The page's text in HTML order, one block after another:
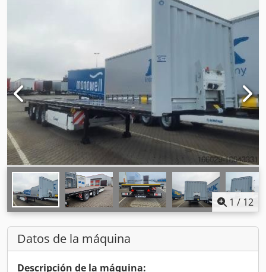
1 / 12
Datos de la máquina
Descripción de la máquina: